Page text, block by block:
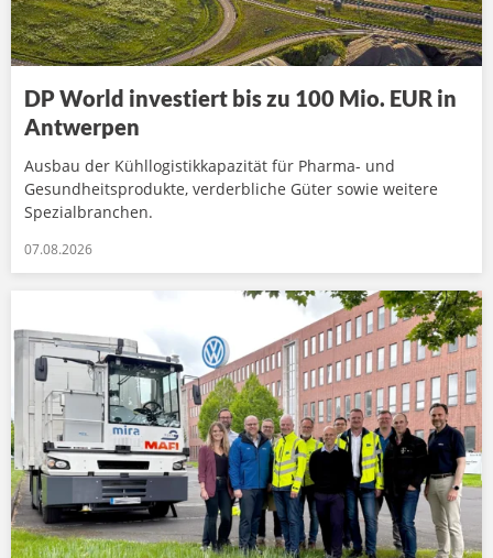
DP World investiert bis zu 100 Mio. EUR in
Antwerpen
Ausbau der Kühllogistikkapazität für Pharma- und
Gesundheitsprodukte, verderbliche Güter sowie weitere
Spezialbranchen.
07.08.2026